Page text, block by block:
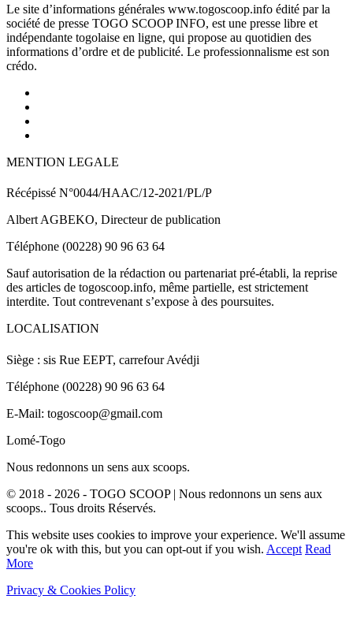
Le site d’informations générales www.togoscoop.info édité par la
société de presse TOGO SCOOP INFO, est une presse libre et
indépendante togolaise en ligne, qui propose au quotidien des
informations d’ordre et de publicité. Le professionnalisme est son
crédo.
MENTION LEGALE
Récépissé N°0044/HAAC/12-2021/PL/P
Albert AGBEKO, Directeur de publication
Téléphone (00228) 90 96 63 64
Sauf autorisation de la rédaction ou partenariat pré-établi, la reprise
des articles de togoscoop.info, même partielle, est strictement
interdite. Tout contrevenant s’expose à des poursuites.
LOCALISATION
Siège : sis Rue EEPT, carrefour Avédji
Téléphone (00228) 90 96 63 64
E-Mail: togoscoop@gmail.com
Lomé-Togo
Nous redonnons un sens aux scoops.
© 2018 - 2026 - TOGO SCOOP | Nous redonnons un sens aux
scoops.. Tous droits Réservés.
This website uses cookies to improve your experience. We'll assume
you're ok with this, but you can opt-out if you wish. Accept Read
More
Privacy & Cookies Policy